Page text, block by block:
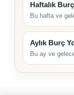
Haftalık
Bu hafta ve
Aylık Burç
Bu ay ve